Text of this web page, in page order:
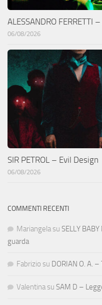
ALESSANDRO FERRETTI
06/08/2026
SIR PETROL – Evil Design
06/08/2026
COMMENTI RECENTI
Mariangela su SELLY
guarda
Fabrizio su DORIAN O. A. –
Valentina su SAM D –